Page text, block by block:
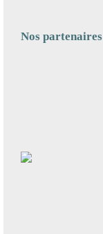
Nos partenaires